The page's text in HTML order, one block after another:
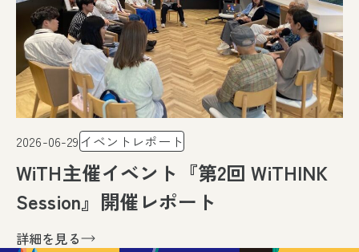
2026-06-29イベントレポート
WiTH主催イベント『第2回 WiTHINK
Session』開催レポート
詳細を見る